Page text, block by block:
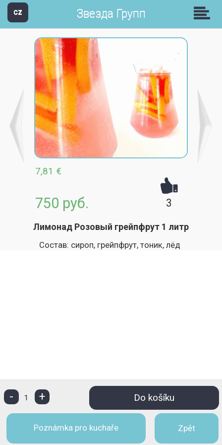
CZ Звезда Групп
7,81 €
750 руб. 3
Лимонад Розовый грейпфрут 1 литр
Состав: сироп, грейпфрут, тоник, лёд
- 1 + Do košíku
Poznámka pro kuchaře Zpět